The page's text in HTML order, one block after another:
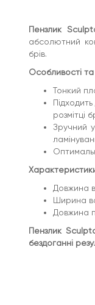
Пензлик
абсолютний
брів.
Особливості
Тонкий
розмітці
Зручний
Довжина
Ширина
Довжина
Пензлик
бездоганні